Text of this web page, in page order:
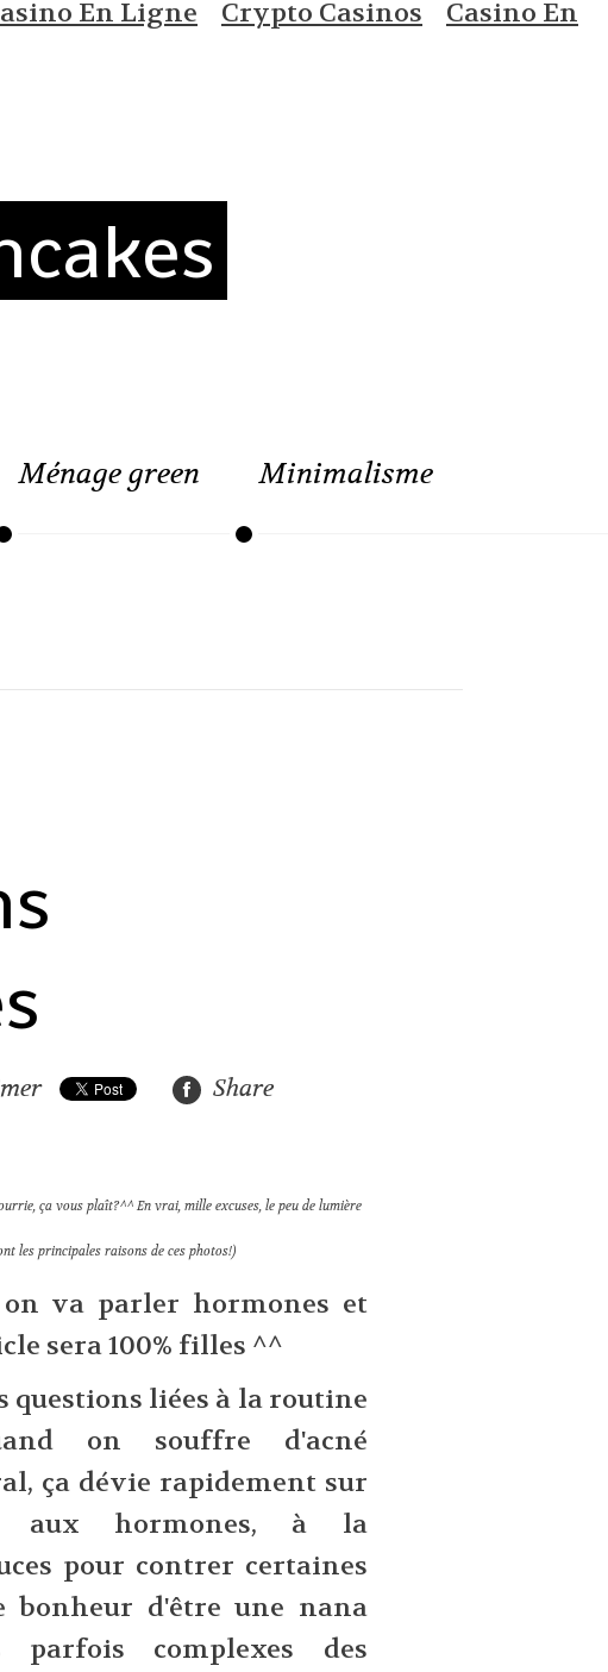
En Ligne Crypto Casinos Casino En
Ménage green Minimalisme
Share
ça vous plaît?^^ En vrai, mille excuses, le peu de lumière
les principales raisons de ces photos!)
va parler hormones et
sera 100% filles ^^
questions liées à la routine
on souffre d'acné
ça dévie rapidement sur
aux hormones, à la
pour contrer certaines
bonheur d'être une nana
complexes des